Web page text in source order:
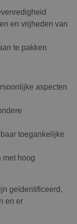
en vrijheden van
te pakken
aspecten
toegankelijke
hoog
geïdentificeerd,
en er